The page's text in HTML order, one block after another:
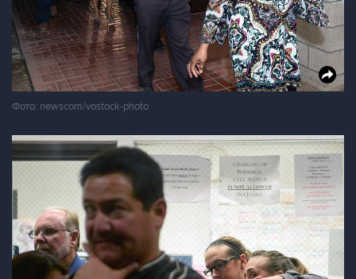
Фото: newscom/vostock-photo